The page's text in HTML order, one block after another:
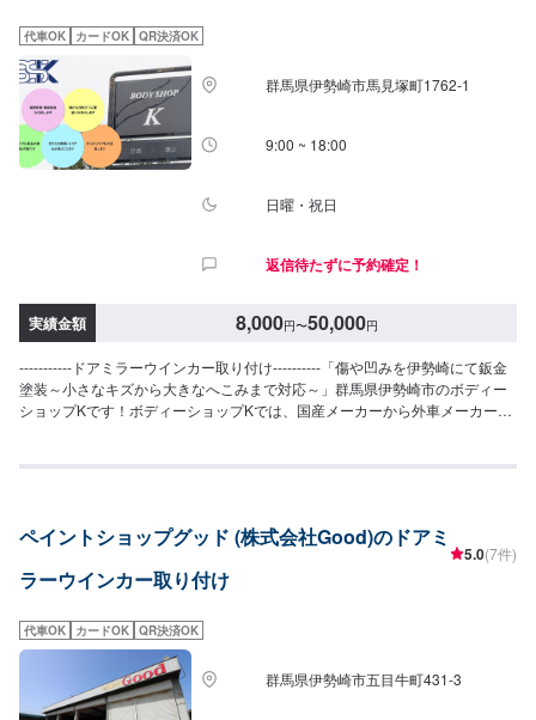
い。受付はスタッフへ「メンテモで予約しました」とお伝えください。ご案
内いたします。【定休日・営業時間】定休日：日曜日、祝日営業時間：
8:30~1７:00
代車OK カードOK QR決済OK
群馬県伊勢崎市馬見塚町1762‐1
9:00 ~ 18:00
日曜・祝日
返信待たずに予約確定！
実績金額 8,000円〜50,000円
-----------ドアミラーウインカー取り付け----------「傷や凹みを伊勢崎にて鈑金
塗装～小さなキズから大きなへこみまで対応～」群馬県伊勢崎市のボディー
ショップKです！ボディーショップKでは、国産メーカーから外車メーカーま
塗装の色あせや剥げなどお客様の大切な愛車をプロの技でお直しいたしま
提案いたします。フロンガス交換機有！最新車種のエアコン修理も対応でき
ます！全員業界歴20年以上の大ベテランの作業員です。お客様の愛車をご安
心してお任せください！--------------------------------------------------【1】オファー
始【4】仕上がり次第納車-----------パーツ持ち込みについて-----------パーツの
持ち込み可能です。オファーにて詳細をお願い致します。【定休日・営業時
間】定休日：日曜日、祝日営業時間：8:30~17:30
ペイントショップグッド (株式会社Good)のドアミ
ラーウインカー取り付け
5.0(7件)
代車OK カードOK QR決済OK
群馬県伊勢崎市五目牛町431-3